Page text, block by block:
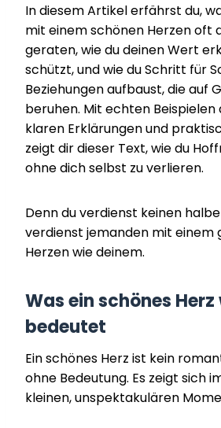
In diesem Artikel erfährst du,
mit einem schönen Herzen oft
geraten, wie du deinen Wert
schützt, und wie du Schritt für
Beziehungen aufbaust, die auf
beruhen. Mit echten Beispielen
klaren Erklärungen und
zeigt dir dieser Text, wie du
ohne dich selbst zu verlieren.
Denn du verdienst keinen
verdienst jemanden mit einem
Herzen wie deinem.
Was ein schönes
bedeutet
Ein schönes Herz ist kein
ohne Bedeutung. Es zeigt sich
kleinen, unspektakulären